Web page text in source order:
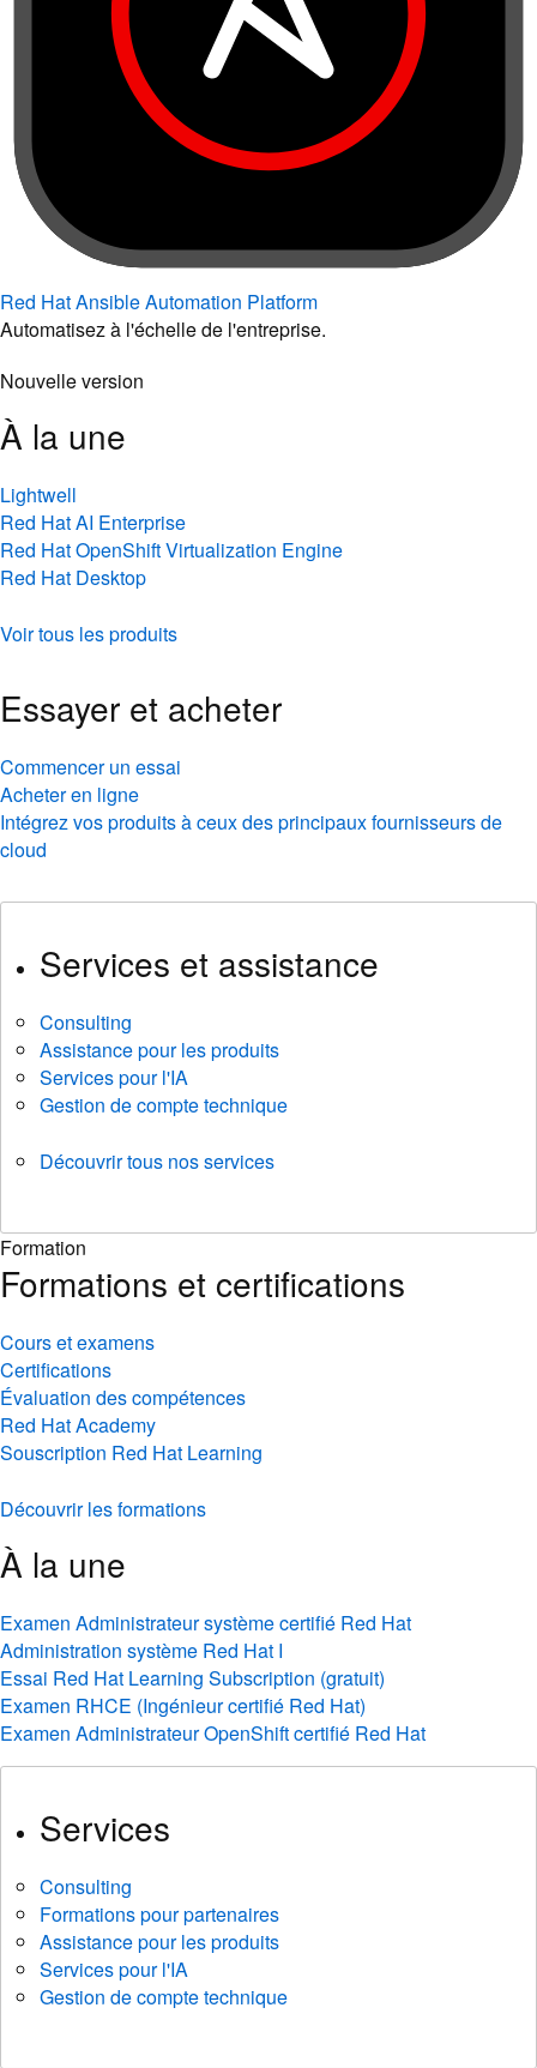
Red Hat Ansible Automation Platform
Automatisez à l'échelle de l'entreprise.
Nouvelle version
À la une
Lightwell
Red Hat AI Enterprise
Red Hat OpenShift Virtualization Engine
Red Hat Desktop
Voir tous les produits
Essayer et acheter
Commencer un essai
Acheter en ligne
Intégrez vos produits à ceux des principaux fournisseurs de
cloud
Services et assistance
Consulting
Assistance pour les produits
Services pour l'IA
Gestion de compte technique
Découvrir tous nos services
Formation
Formations et certifications
Cours et examens
Certifications
Évaluation des compétences
Red Hat Academy
Souscription Red Hat Learning
Découvrir les formations
À la une
Examen Administrateur système certifié Red Hat
Administration système Red Hat I
Essai Red Hat Learning Subscription (gratuit)
Examen RHCE (Ingénieur certifié Red Hat)
Examen Administrateur OpenShift certifié Red Hat
Services
Consulting
Formations pour partenaires
Assistance pour les produits
Services pour l'IA
Gestion de compte technique